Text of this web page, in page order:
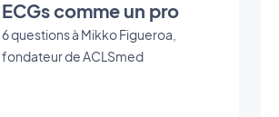
ECGs comme un pro
6 questions à Mikko Figueroa,
fondateur de ACLSmed